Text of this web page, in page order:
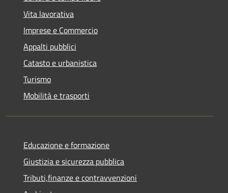
Vita lavorativa
Imprese e Commercio
Appalti pubblici
Catasto e urbanistica
Turismo
Mobilità e trasporti
Educazione e formazione
Giustizia e sicurezza pubblica
Tributi,finanze e contravvenzioni